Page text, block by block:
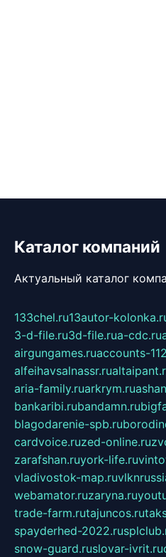
Каталог компаний
Актуальный каталог
133chel.ru13autor-
3-d-file.ru3d-file.rua-cdc.ru
airgungames.ruaccounts-
alfeihavsalnassr.ru
aria-family.ruarkrym.ru
bankaribi.rubandamn.ru
blagodarenie-spb.ru
cardvoice.ruzed-online.ru
zarafshan.ruyork-life.ru
vladivostok-map.ru
webamator.ruzaryna.ru
trade-farm.rutajuncos.ru
spayderhed-2022.ru
snow-guard.ruslovar-ivrit.ru